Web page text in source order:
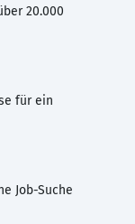
20.000
für ein
Job-Suche